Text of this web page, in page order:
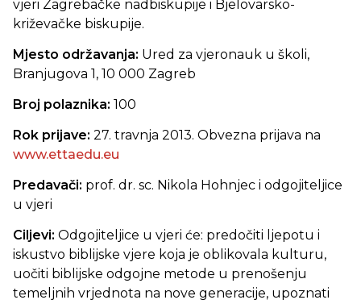
vjeri Zagrebačke nadbiskupije i Bjelovarsko-
križevačke biskupije.
Mjesto održavanja: Ured za vjeronauk u školi,
Branjugova 1, 10 000 Zagreb
Broj polaznika: 100
Rok prijave: 27. travnja 2013. Obvezna prijava na
www.ettaedu.eu
Predavači: prof. dr. sc. Nikola Hohnjec i odgojiteljice
u vjeri
Ciljevi: Odgojiteljice u vjeri će: predočiti ljepotu i
iskustvo biblijske vjere koja je oblikovala kulturu,
uočiti biblijske odgojne metode u prenošenju
temeljnih vrjednota na nove generacije, upoznati